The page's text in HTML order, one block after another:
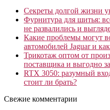
Секреты долгой жизни
Фурнитура для шитья:
не развалились и
Какие проблемы могут
автомобилей Jaguar и
Трикотаж оптом от
поставщика и выгодно
RTX 3050: разумный
стоит ли брать?
Свежие комментарии